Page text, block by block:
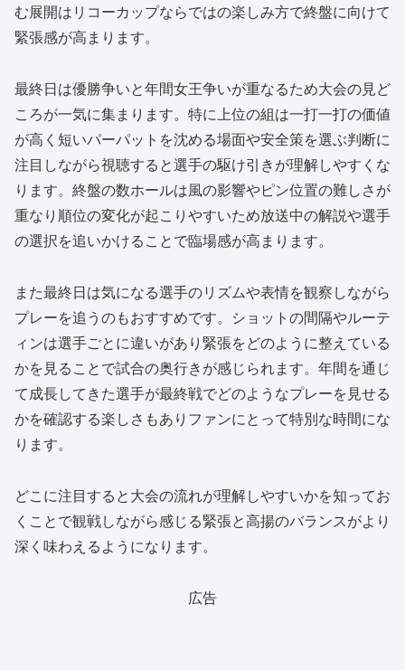
む展開はリコーカップならではの楽しみ方で終盤に向けて
緊張感が高まります。
最終日は優勝争いと年間女王争いが重なるため大会の見ど
ころが一気に集まります。特に上位の組は一打一打の価値
が高く短いパーパットを沈める場面や安全策を選ぶ判断に
注目しながら視聴すると選手の駆け引きが理解しやすくな
ります。終盤の数ホールは風の影響やピン位置の難しさが
重なり順位の変化が起こりやすいため放送中の解説や選手
の選択を追いかけることで臨場感が高まります。
また最終日は気になる選手のリズムや表情を観察しながら
プレーを追うのもおすすめです。ショットの間隔やルーテ
ィンは選手ごとに違いがあり緊張をどのように整えている
かを見ることで試合の奥行きが感じられます。年間を通じ
て成長してきた選手が最終戦でどのようなプレーを見せる
かを確認する楽しさもありファンにとって特別な時間にな
ります。
どこに注目すると大会の流れが理解しやすいかを知ってお
くことで観戦しながら感じる緊張と高揚のバランスがより
深く味わえるようになります。
広告